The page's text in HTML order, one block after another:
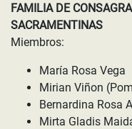
FAMILIA DE
SACRAMENTINAS
Miembros:
María Rosa Vega
Mirian Viñon
Bernardina Rosa
Mirta Gladis